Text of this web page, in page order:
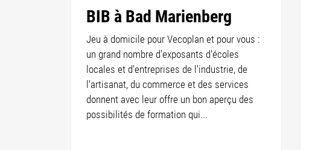
BIB à Bad Marienberg
Jeu à domicile pour Vecoplan et pour vous :
un grand nombre d'exposants d'écoles
locales et d'entreprises de l'industrie, de
l'artisanat, du commerce et des services
donnent avec leur offre un bon aperçu des
possibilités de formation qui...